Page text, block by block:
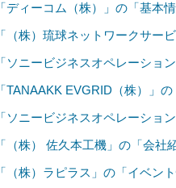
「ディーコム（株）」の「基本
「（株）琉球ネットワークサー
「ソニービジネスオペレーショ
「TANAAKK EVGRID（株）」
「ソニービジネスオペレーショ
「（株） 佐久本工機」の「会社
「（株）ラピラス」の「イベン